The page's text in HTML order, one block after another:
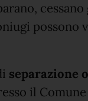
possono
separazione
il